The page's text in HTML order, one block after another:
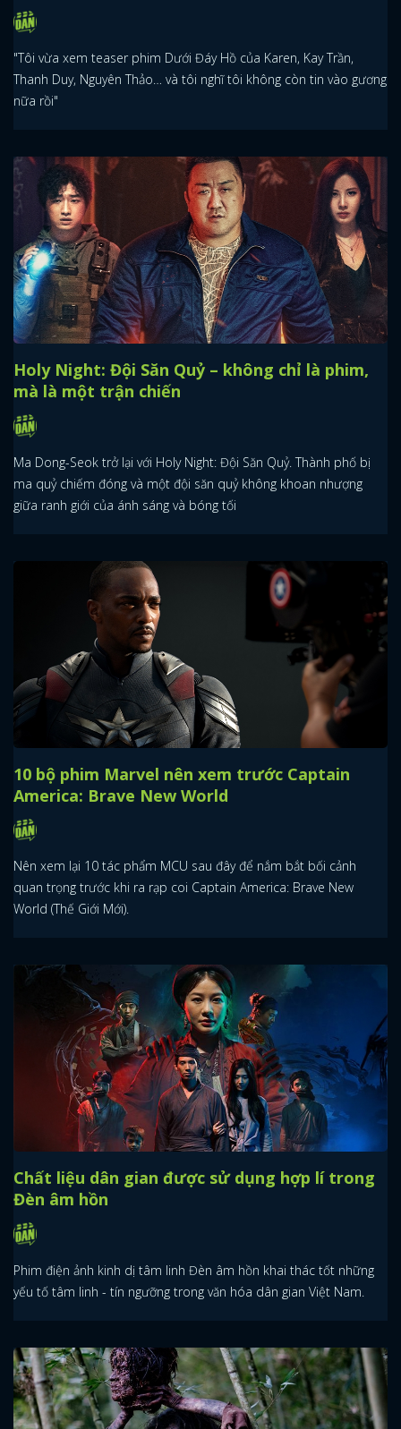
"Tôi vừa xem teaser phim Dưới Đáy Hồ của Karen, Kay Trần,
Thanh Duy, Nguyên Thảo… và tôi nghĩ tôi không còn tin vào gương
nữa rồi"
Holy Night: Đội Săn Quỷ – không chỉ là phim,
mà là một trận chiến
Ma Dong-Seok trở lại với Holy Night: Đội Săn Quỷ. Thành phố bị
ma quỷ chiếm đóng và một đội săn quỷ không khoan nhượng
giữa ranh giới của ánh sáng và bóng tối
10 bộ phim Marvel nên xem trước Captain
America: Brave New World
Nên xem lại 10 tác phẩm MCU sau đây để nắm bắt bối cảnh
quan trọng trước khi ra rạp coi Captain America: Brave New
World (Thế Giới Mới).
Chất liệu dân gian được sử dụng hợp lí trong
Đèn âm hồn
Phim điện ảnh kinh dị tâm linh Đèn âm hồn khai thác tốt những
yếu tố tâm linh - tín ngưỡng trong văn hóa dân gian Việt Nam.